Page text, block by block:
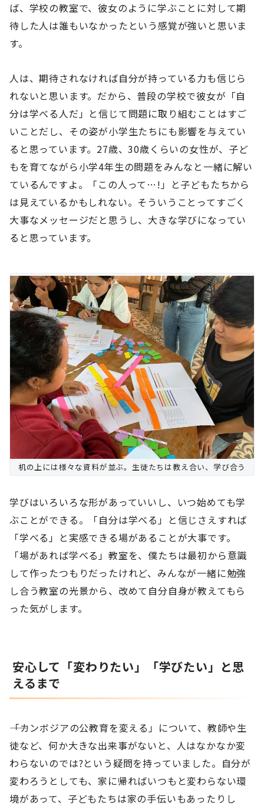
ば、学校の教室で、彼女のように学ぶことに対して期
待した人は誰もいなかったという感覚が強いと思いま
す。
人は、期待されなければ自分が持っている力も信じら
れないと思います。だから、普段の学校で彼女が「自
分は学べる人だ」と信じて問題に取り組むことはすご
いことだし、その姿が小学生たちにも影響を与えてい
ると思っています。27歳、30歳くらいの女性が、子ど
もを育てながら小学4年生の問題をみんなと一緒に解い
ているんですよ。「この人って…!」と子どもたちから
は見えているかもしれない。そういうことってすごく
大事なメッセージだと思うし、大きな学びになってい
ると思っています。
机の上には様々な資料が並ぶ。生徒たちは教え合い、学び合う
学びはいろいろな形があっていいし、いつ始めても学
ぶことができる。「自分は学べる」と信じさえすれば
「学べる」と実感できる場があることが大事です。
「場があれば学べる」教室を、僕たちは最初から意識
して作ったつもりだったけれど、みんなが一緒に勉強
し合う教室の光景から、改めて自分自身が教えてもら
った気がします。
安心して「変わりたい」「学びたい」と思
えるまで
――「カンボジアの公教育を変える」について、教師や生
徒など、何か大きな出来事がないと、人はなかなか変
わらないのでは?という疑問を持っていました。自分が
変わろうとしても、家に帰ればいつもと変わらない環
境があって、子どもたちは家の手伝いもあったりし